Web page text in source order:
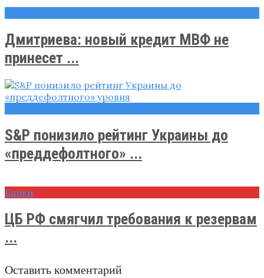
Дмитриева: новый кредит МВФ не
принесет ...
S&P понизило рейтинг Украины до
«преддефолтного» ...
Банки
ЦБ РФ смягчил требования к резервам
...
Оставить комментарий